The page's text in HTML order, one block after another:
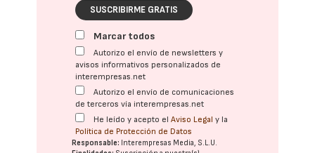
SUSCRIBIRME GRATIS
Marcar todos
Autorizo el envío de newsletters y
avisos informativos personalizados de
interempresas.net
Autorizo el envío de comunicaciones
de terceros vía interempresas.net
He leído y acepto elAviso Legal y la
Política de Protección de Datos
Responsable: Interempresas Media, S.L.U.